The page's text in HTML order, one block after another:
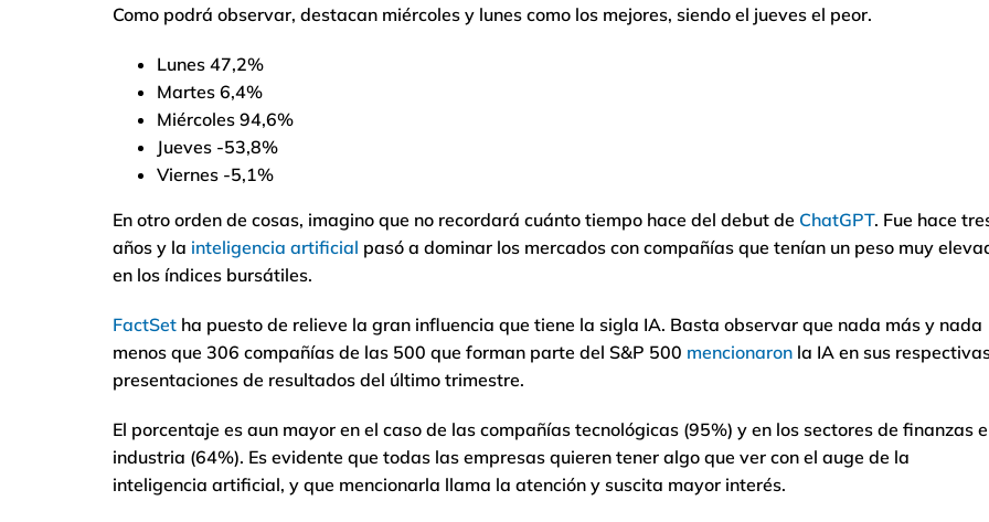
Como podrá observar, destacan miércoles y lunes como los mejores, siendo el jueves el peor.
Lunes 47,2%
Martes 6,4%
Miércoles 94,6%
Jueves -53,8%
Viernes -5,1%
En otro orden de cosas, imagino que no recordará cuánto tiempo hace del debut de ChatGPT. Fue hace
años y la inteligencia artificial pasó a dominar los mercados con compañías que tenían un peso muy
en los índices bursátiles.
FactSet ha puesto de relieve la gran influencia que tiene la sigla IA. Basta observar que nada más y nada
menos que 306 compañías de las 500 que forman parte del S&P 500 mencionaron la IA en sus
presentaciones de resultados del último trimestre.
El porcentaje es aun mayor en el caso de las compañías tecnológicas (95%) y en los sectores de finanzas e
industria (64%). Es evidente que todas las empresas quieren tener algo que ver con el auge de la
inteligencia artificial, y que mencionarla llama la atención y suscita mayor interés.